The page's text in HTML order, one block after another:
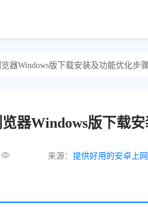
览器Windows版下载安装及功能优化步骤
览器Windows版下载
来源： 提供好用的安卓上